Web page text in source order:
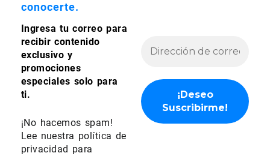
conocerte.
Ingresa tu correo para
recibir contenido
exclusivo y
promociones
especiales solo para
ti.
¡No hacemos spam!
Lee nuestra política de
privacidad para